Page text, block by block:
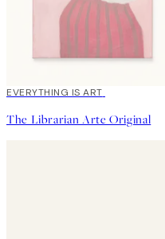
EVERYTHING IS ART
The Librarian Arte Original